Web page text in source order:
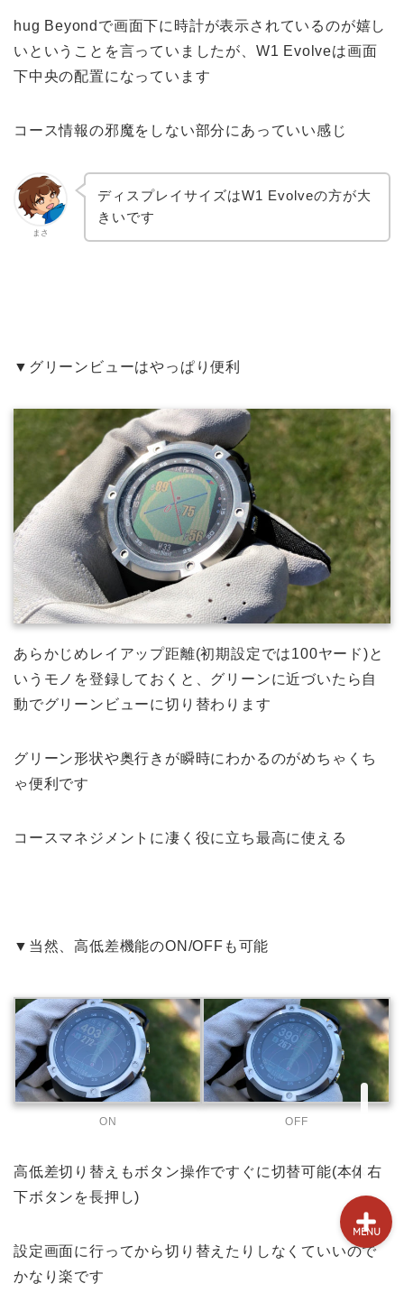
hug Beyondで画面下に時計が表示されているのが嬉し
いということを言っていましたが、W1 Evolveは画面
下中央の配置になっています
コース情報の邪魔をしない部分にあっていい感じ
まさ
ディスプレイサイズはW1 Evolveの方が大
きいです
▼グリーンビューはやっぱり便利
あらかじめレイアップ距離(初期設定では100ヤード)と
いうモノを登録しておくと、グリーンに近づいたら自
動でグリーンビューに切り替わります
グリーン形状や奥行きが瞬時にわかるのがめちゃくち
ゃ便利です
コースマネジメントに凄く役に立ち最高に使える
▼当然、高低差機能のON/OFFも可能
ON OFF
高低差切り替えもボタン操作ですぐに切替可能(本体右
下ボタンを長押し)
設定画面に行ってから切り替えたりしなくていいので
かなり楽です
MENU
新製品情報
GPSゴルフナビ
ゴルフショップ